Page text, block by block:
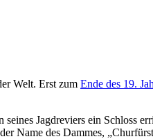
Welt. Erst zum Ende des 19.
Jagdreviers ein Schloss
Name des Dammes,